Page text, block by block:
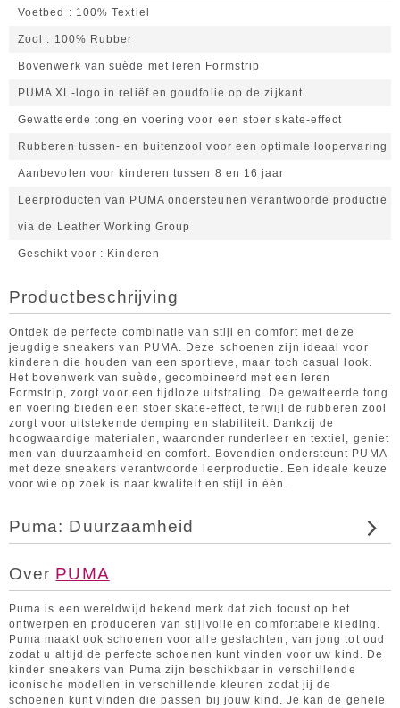
Voetbed 100% Textiel
Zool 100% Rubber
Bovenwerk van suède met leren Formstrip
PUMA XL-logo in reliëf en goudfolie op de zijkant
Gewatteerde tong en voering voor een stoer skate-effect
Rubberen tussen- en buitenzool voor een optimale loopervaring
Aanbevolen voor kinderen tussen 8 en 16 jaar
Leerproducten van PUMA ondersteunen verantwoorde productie
via de Leather Working Group
Geschikt voor Kinderen
Productbeschrijving
Ontdek de perfecte combinatie van stijl en comfort met deze
jeugdige sneakers van PUMA. Deze schoenen zijn ideaal voor
kinderen die houden van een sportieve, maar toch casual look.
Het bovenwerk van suède, gecombineerd met een leren
Formstrip, zorgt voor een tijdloze uitstraling. De gewatteerde tong
en voering bieden een stoer skate-effect, terwijl de rubberen zool
zorgt voor uitstekende demping en stabiliteit. Dankzij de
hoogwaardige materialen, waaronder runderleer en textiel, geniet
men van duurzaamheid en comfort. Bovendien ondersteunt PUMA
met deze sneakers verantwoorde leerproductie. Een ideale keuze
voor wie op zoek is naar kwaliteit en stijl in één.
Puma: Duurzaamheid
Over PUMA
Puma is een wereldwijd bekend merk dat zich focust op het
ontwerpen en produceren van stijlvolle en comfortabele kleding.
Puma maakt ook schoenen voor alle geslachten, van jong tot oud
zodat u altijd de perfecte schoenen kunt vinden voor uw kind. De
kinder sneakers van Puma zijn beschikbaar in verschillende
iconische modellen in verschillende kleuren zodat jij de
schoenen kunt vinden die passen bij jouw kind. Je kan de gehele